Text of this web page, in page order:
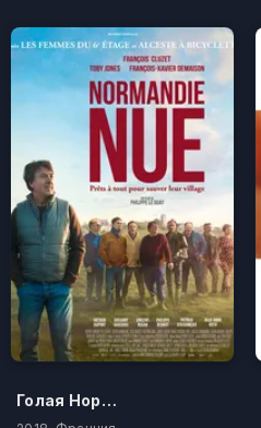
Голая Нормандия